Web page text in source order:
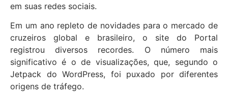
em suas redes sociais.
Em um ano repleto de novidades para o mercado de
cruzeiros global e brasileiro, o site do Portal
registrou diversos recordes. O número mais
significativo é o de visualizações, que, segundo o
Jetpack do WordPress, foi puxado por diferentes
origens de tráfego.